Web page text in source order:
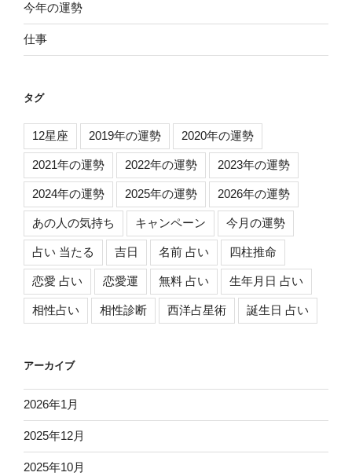
今年の運勢
仕事
タグ
12星座 2019年の運勢 2020年の運勢
2021年の運勢 2022年の運勢 2023年の運勢
2024年の運勢 2025年の運勢 2026年の運勢
あの人の気持ち キャンペーン 今月の運勢
占い 当たる 吉日 名前 占い 四柱推命
恋愛 占い 恋愛運 無料 占い 生年月日 占い
相性占い 相性診断 西洋占星術 誕生日 占い
アーカイブ
2026年1月
2025年12月
2025年10月